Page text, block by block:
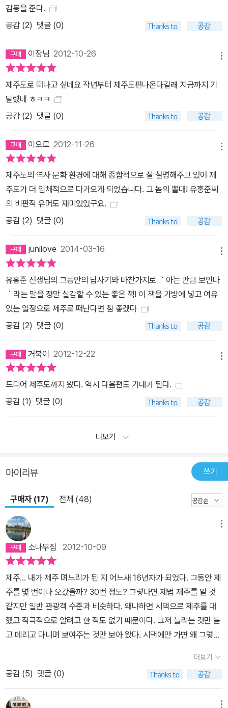
출시할 계획도 추진 중이다.
감동을 준다.
공감 (2) 댓글 (0)
이장님 2012-10-26
제주도로 떠나고 싶네요 작년부터 제주도편나온다길래 지금까지 기
달렸네 ㅎㅋㅋ
공감 (2) 댓글 (0)
이오르 2012-11-26
제주도의 역사 문화 환경에 대해 종합적으로 잘 설명해주고 있어 제
주도가 더 입체적으로 다가오게 되었습니다. 그 놈의 뽈대! 유홍준씨
의 비판적 유머도 재미있었구요.
공감 (2) 댓글 (0)
junilove 2014-03-16
유홍준 선생님의 그동안의 답사기와 마찬가지로 ｀아는 만큼 보인다
｀라는 말을 정말 실감할 수 있는 좋은 책! 이 책을 가방에 넣고 여유
있는 일정으로 제주로 떠난다면 참 좋겠다
공감 (2) 댓글 (0)
거북이 2012-12-22
드디어 제주도까지 왔다. 역시 다음편도 기대가 된다.
공감 (1) 댓글 (0)
더보기
마이리뷰 쓰기
구매자 (17) 전체 (48)
소나무집 2012-10-09
제주... 내가 제주 며느리가 된 지 어느새 16년차가 되었다. 그동안 제
주를 몇 번이나 오갔을까? 30번 정도? 그렇다면 제법 제주를 알 것
같지만 일반 관광객 수준과 비슷하다. 왜냐하면 시댁으로 제주를 대
했고 적극적으로 알려고 한 적도 없기 때문이다. 그저 들리는 것만 듣
고 데리고 다니며 보여주는 것만 보아 왔다. 시댁에만 가면 왜 그렇게
이 아닌 그냥 제주에 대해 좀더 깊이 생각할 수 있게 되었다. 그래도
그동안 드나들며 보고 들은 게 있어서 책에 등장하는 지명이라든가
제주말들이 낯설지는 않았다. 제주를 무한히 사랑하고 육지것(제주
사람들은 육지에서 온 사람을 이렇게 부른다. 4.3 사건의 영향도 있
더보기
공감 (5) 댓글 (0)